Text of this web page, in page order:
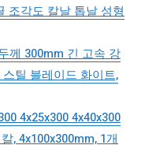
조각도 칼날 톱날 성형
께 300mm 긴 고속 강
틸 블레이드 화이트,
4x25x300 4x40x300
, 4x100x300mm, 1개